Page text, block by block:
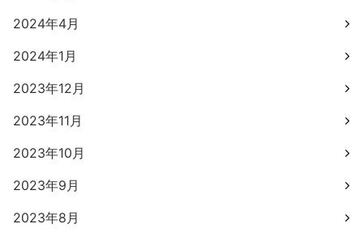
2024年4月
2024年1月
2023年12月
2023年11月
2023年10月
2023年9月
2023年8月